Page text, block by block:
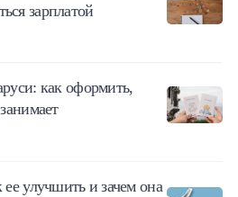
зарплатой
как оформить,
улучшить и зачем она